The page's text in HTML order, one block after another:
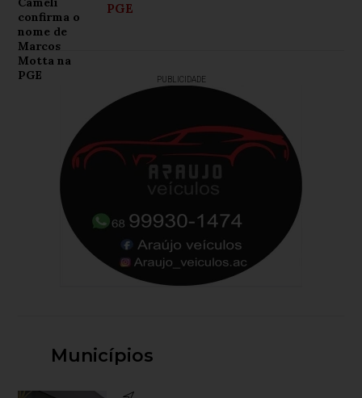
PGE
PUBLICIDADE
Municípios